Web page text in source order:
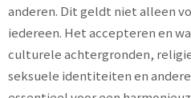
anderen. Dit geldt niet alleen
iedereen. Het accepteren en
culturele achtergronden,
seksuele identiteiten en